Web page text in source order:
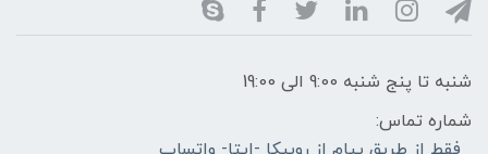
شنبه تا پنج شنبه 9:00 الی 19:00
شماره تماس: